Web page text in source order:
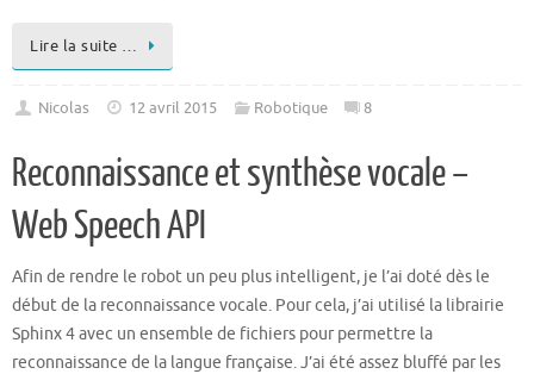
Lire la suite …
Nicolas 12 avril 2015 Robotique 8
Reconnaissance et synthèse vocale –
Web Speech API
Afin de rendre le robot un peu plus intelligent, je l’ai doté dès le
début de la reconnaissance vocale. Pour cela, j’ai utilisé la librairie
Sphinx 4 avec un ensemble de fichiers pour permettre la
reconnaissance de la langue française. J’ai été assez bluffé par les